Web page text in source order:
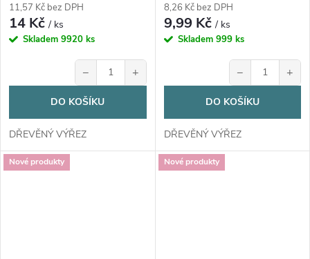
11,57 Kč bez DPH
14 Kč/ ks
Skladem 9920 ks
− +
DO KOŠÍKU
DŘEVĚNÝ VÝŘEZ
8,26 Kč bez DPH
9,99 Kč/ ks
Skladem 999 ks
− +
DO KOŠÍKU
DŘEVĚNÝ VÝŘEZ
Nové produkty Nové produkty